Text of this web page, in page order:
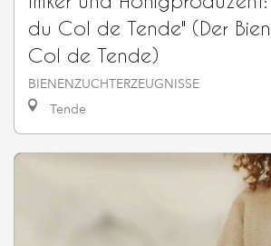
du Col de Tende" (Der
Col de Tende)
BIENENZUCHTERZEUGNISSE
Tende